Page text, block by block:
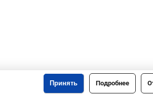
Подробнее
Принять